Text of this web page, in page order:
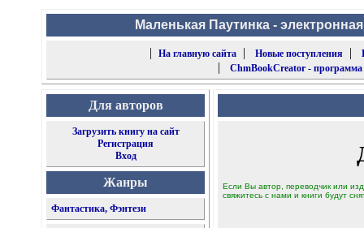
Маленькая Паутинка -
|
На главную сайта| Новые поступления |
| ChmBookCreator -
Для авторов
Загрузить книгу на сайт
Регистрация
Вход
Жанры
Фантастика, Фэнтези
Если Вы автор, переводчик или
свяжитесь с нами и книги будут